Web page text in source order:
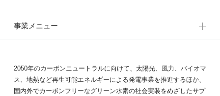
事業メニュー
2050年のカーボンニュートラルに向けて、太陽光、風力、バイオマ
ス、地熱など再生可能エネルギーによる発電事業を推進するほか、
国内外でカーボンフリーなグリーン水素の社会実装をめざしたサプ